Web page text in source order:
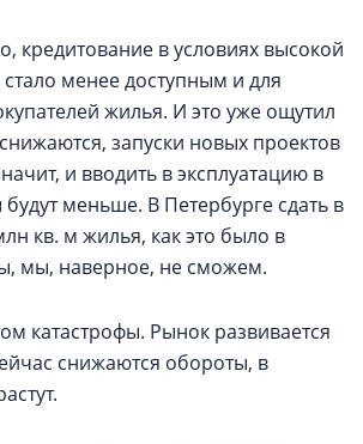
кредитование в условиях высокой
менее доступным и для
жилья. И это уже ощутил
запуски новых проектов
и вводить в эксплуатацию в
меньше. В Петербурге сдать в
кв. м жилья, как это было в
мы, наверное, не сможем.
катастрофы. Рынок развивается
снижаются обороты, в